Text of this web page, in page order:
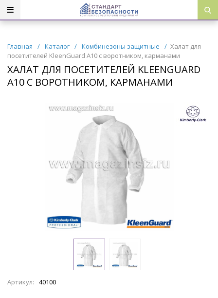
Главная / Каталог / Комбинезоны защитные / Халат для
посетителей KleenGuard A10 с воротником, карманами
ХАЛАТ ДЛЯ ПОСЕТИТЕЛЕЙ KLEENGUARD
A10 С ВОРОТНИКОМ, КАРМАНАМИ
Артикул: 40100